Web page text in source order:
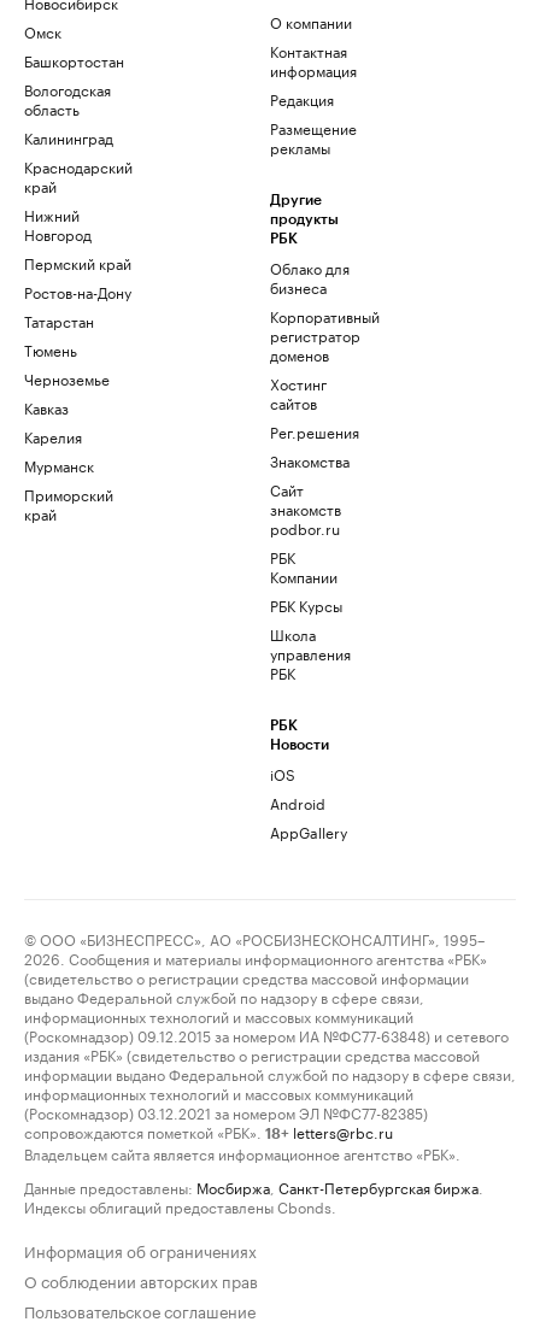
Омск
Башкортостан
Вологодская
область
Калининград
Краснодарский
край
Нижний
Новгород
Пермский край
Ростов-на-Дону
Татарстан
Тюмень
Черноземье
Кавказ
Карелия
Мурманск
Приморский
край
О компании
Контактная
информация
Редакция
Размещение
рекламы
Другие
продукты
РБК
Облако для
бизнеса
Корпоративный
регистратор
доменов
Хостинг
сайтов
Рег.решения
Знакомства
Сайт
знакомств
podbor.ru
РБК
Компании
РБК Курсы
Школа
управления
РБК
РБК
Новости
iOS
Android
AppGallery
© ООО «БИЗНЕСПРЕСС», АО «РОСБИЗНЕСКОНСАЛТИНГ», 1995–
2026. Сообщения и материалы информационного агентства «РБК»
(свидетельство о регистрации средства массовой информации
выдано Федеральной службой по надзору в сфере связи,
информационных технологий и массовых коммуникаций
(Роскомнадзор) 09.12.2015 за номером ИА №ФС77-63848) и сетевого
издания «РБК» (свидетельство о регистрации средства массовой
информации выдано Федеральной службой по надзору в сфере связи,
информационных технологий и массовых коммуникаций
(Роскомнадзор) 03.12.2021 за номером ЭЛ №ФС77-82385)
сопровождаются пометкой «РБК».
18+ letters@rbc.ru
Владельцем сайта является информационное агентство «РБК».
Данные предоставлены: Мосбиржа Санкт-Петербургская биржа
Индексы облигаций предоставлены Cbonds.
Информация об ограничениях
О соблюдении авторских прав
Пользовательское соглашение